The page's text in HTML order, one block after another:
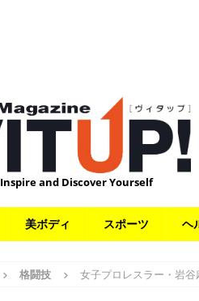
Inspire and Discover Yourself
美ボディ スポーツ ヘ
格闘技 女子プロレスラー・岩